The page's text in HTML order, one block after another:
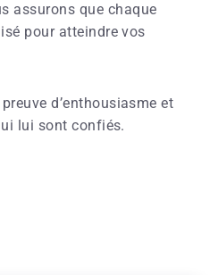
assurons que chaque
pour atteindre vos
d’enthousiasme et
lui sont confiés.